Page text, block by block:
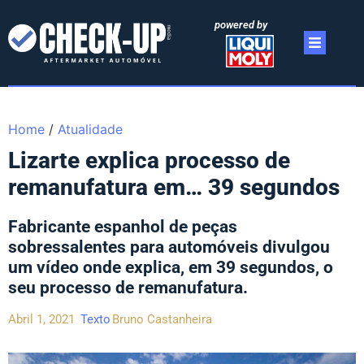
powered by
Home / Atualidade
Lizarte explica processo de
remanufatura em… 39 segundos
Fabricante espanhol de peças
sobressalentes para automóveis divulgou
um vídeo onde explica, em 39 segundos, o
seu processo de remanufatura.
Abril 1, 2021 Texto Bruno Castanheira